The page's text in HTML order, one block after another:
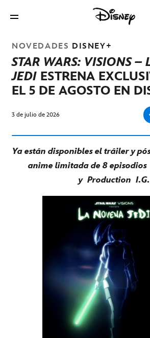
NOVEDADES DISNEY+
STAR WARS: VISIONS –
JEDI ESTRENA
EL 5 DE AGOSTO EN
3 de julio de 2026
Ya están disponibles el tráiler y
anime limitada de 8
y Production I.G.